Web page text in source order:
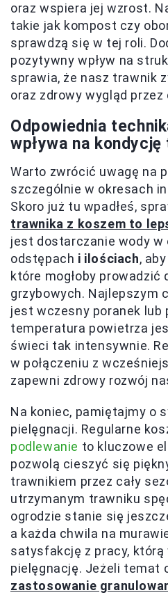
oraz wspiera jej wzrost.
takie jak kompost czy
sprawdzą się w tej roli.
pozytywny wpływ na
sprawia, że nasz trawnik
oraz zdrowy wygląd przez
Odpowiednia
wpływa na
Warto zwrócić uwagę na
szczególnie w okresach
Skoro już tu wpadłeś,
trawnika z koszem to
jest dostarczanie wody w
odstępach i ilościach,
które mogłoby prowadzić
grzybowych. Najlepszym
jest wczesny poranek lub
temperatura powietrza
świeci tak intensywnie.
w połączeniu z
zapewni zdrowy rozwój
Na koniec, pamiętajmy o
pielęgnacji. Regularne
podlewanie to kluczowe
pozwolą cieszyć się
trawnikiem przez cały
utrzymanym trawniku
ogrodzie stanie się
a każda chwila na
satysfakcję z pracy, którą
pielęgnację. Jeżeli temat
zastosowanie